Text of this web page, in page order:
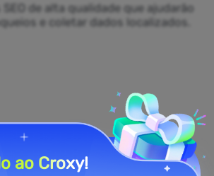
SEO de alta qualidade que ajudarão
e coletar dados localizados.
a opinião pública sobre sua
tempo real usando um proxy
ao Croxy!